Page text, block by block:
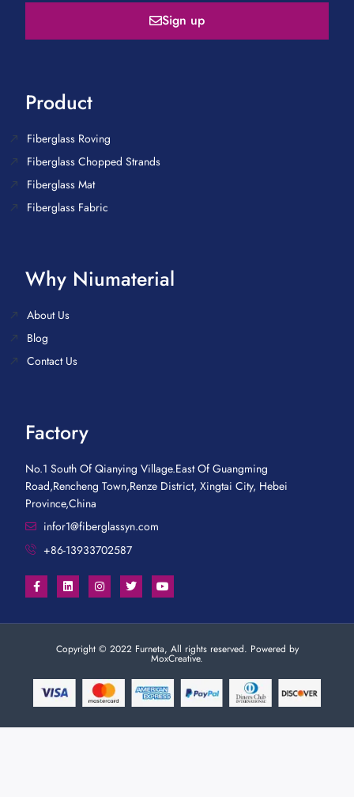
Sign up
Product
Fiberglass Roving
Fiberglass Chopped Strands
Fiberglass Mat
Fiberglass Fabric
Why Niumaterial
About Us
Blog
Contact Us
Factory
No.1 South Of Qianying Village.East Of Guangming
Road,Rencheng Town,Renze District, Xingtai City, Hebei
Province,China
infor1@fiberglassyn.com
+86-13933702587
Copyright © 2022 Furneta, All rights reserved. Powered by
MoxCreative.